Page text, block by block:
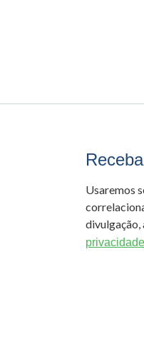
Usaremos
divulgação,